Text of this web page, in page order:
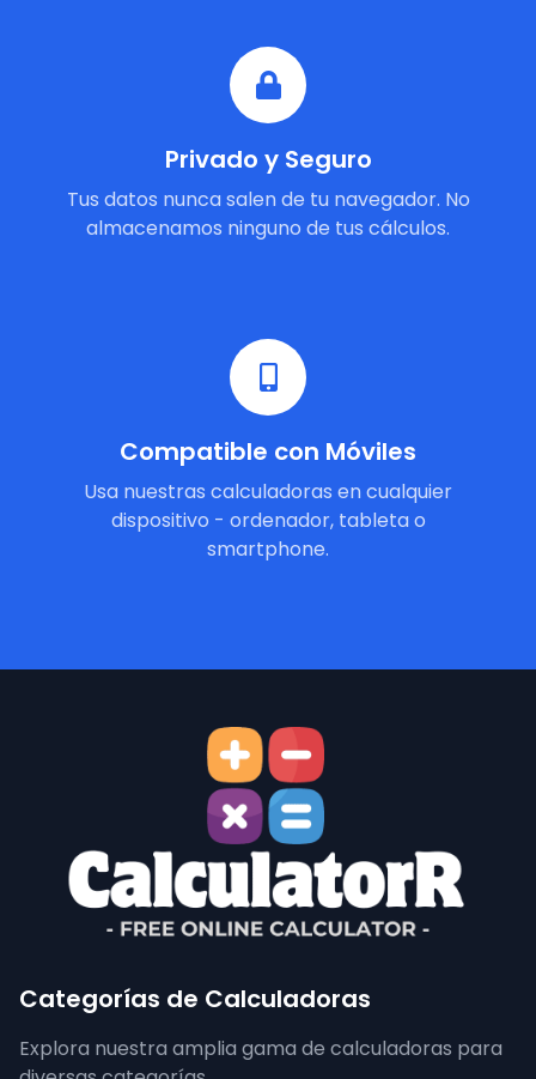
Privado y Seguro
Tus datos nunca salen de tu navegador. No
almacenamos ninguno de tus cálculos.
Compatible con Móviles
Usa nuestras calculadoras en cualquier
dispositivo - ordenador, tableta o
smartphone.
Categorías de Calculadoras
Explora nuestra amplia gama de calculadoras para